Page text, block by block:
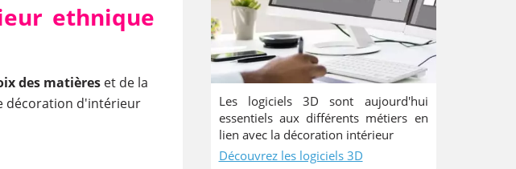
ethnique
des matièreset de la
décoration d'intérieur
Les logiciels 3D sont aujourd'hui
essentiels aux différents métiers en
lien avec la décoration intérieur
Découvrez les logiciels 3D